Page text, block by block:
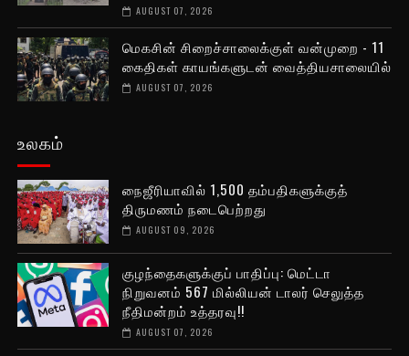
AUGUST 07, 2026
மெகசின் சிறைச்சாலைக்குள் வன்முறை - 11
கைதிகள் காயங்களுடன் வைத்தியசாலையில்
AUGUST 07, 2026
உலகம்
நைஜீரியாவில் 1,500 தம்பதிகளுக்குத்
திருமணம் நடைபெற்றது
AUGUST 09, 2026
குழந்தைகளுக்குப் பாதிப்பு: மெட்டா
நிறுவனம் 567 மில்லியன் டாலர் செலுத்த
நீதிமன்றம் உத்தரவு!!
AUGUST 07, 2026